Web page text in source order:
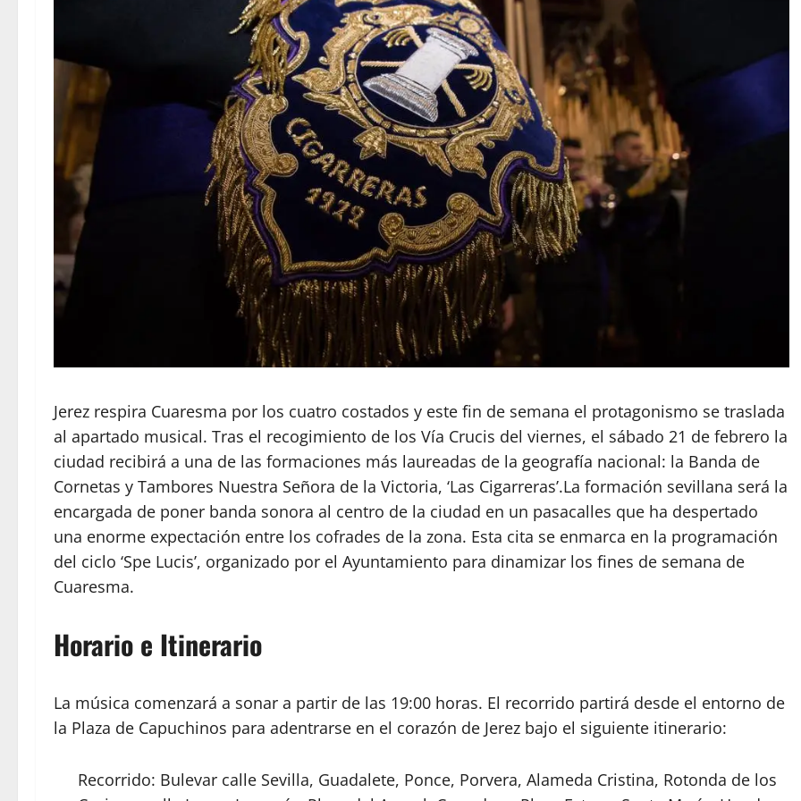
Jerez respira Cuaresma por los cuatro costados y este fin de semana el protagonismo se traslada
al apartado musical. Tras el recogimiento de los Vía Crucis del viernes, el sábado 21 de febrero la
ciudad recibirá a una de las formaciones más laureadas de la geografía nacional: la Banda de
Cornetas y Tambores Nuestra Señora de la Victoria, ‘Las Cigarreras’.La formación sevillana será la
encargada de poner banda sonora al centro de la ciudad en un pasacalles que ha despertado
una enorme expectación entre los cofrades de la zona. Esta cita se enmarca en la programación
del ciclo ‘Spe Lucis’, organizado por el Ayuntamiento para dinamizar los fines de semana de
Cuaresma.
Horario e Itinerario
La música comenzará a sonar a partir de las 19:00 horas. El recorrido partirá desde el entorno de
la Plaza de Capuchinos para adentrarse en el corazón de Jerez bajo el siguiente itinerario:
Recorrido: Bulevar calle Sevilla, Guadalete, Ponce, Porvera, Alameda Cristina, Rotonda de los